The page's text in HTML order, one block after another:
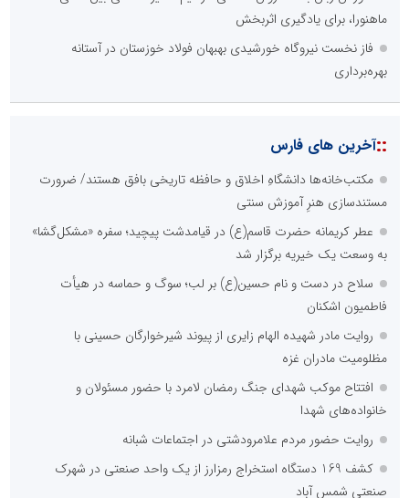
ماهنورا، برای یادگیری اثربخش
فاز نخست نیروگاه خورشیدی بهبهان فولاد خوزستان در آستانه
بهره‌برداری
::آخرین های فارس
مکتب‌خانه‌ها دانشگاهِ اخلاق و حافظه تاریخی بافق هستند/ ضرورت
مستندسازی هنرِ آموزش سنتی
عطر کریمانه حضرت قاسم(ع) در قیامدشت پیچید؛ سفره «مشکل‌گشا»
به وسعت یک خیریه برگزار شد
سلاح در دست و نام حسین(ع) بر لب؛ سوگ و حماسه در هیأت
فاطمیون اشکنان
روایت مادر شهیده الهام زایری از پیوند شیرخوارگان حسینی با
مظلومیت مادران غزه
افتتاح موکب شهدای جنگ رمضان لامرد با حضور مسئولان و
خانواده‌های شهدا
روایت حضور مردم علامرودشتی در اجتماعات شبانه
کشف 169 دستگاه استخراج رمزارز از یک واحد صنعتی در شهرک
صنعتی شمس آباد